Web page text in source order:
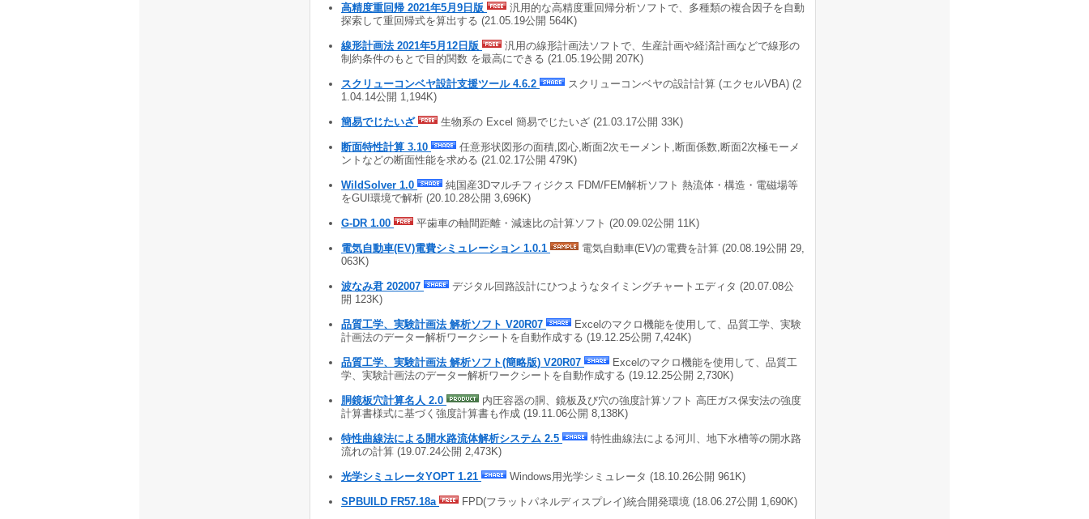
高精度重回帰 2021年5月9日版
汎用的な高精度重回帰分析ソフトで、多種類の複合因子を自動
探索して重回帰式を算出する (21.05.19公開 564K)
線形計画法 2021年5月12日版
汎用の線形計画法ソフトで、生産計画や経済計画などで線形の
制約条件のもとで目的関数 を最高にできる (21.05.19公開 207K)
スクリューコンベヤ設計支援ツール 4.6.2
スクリューコンベヤの設計計算 (エクセルVBA) (2
1.04.14公開 1,194K)
簡易でじたいざ 生物系の Excel 簡易でじたいざ (21.03.17公開 33K)
断面特性計算 3.10
任意形状図形の面積,図心,断面2次モーメント,断面係数,断面2次極モーメ
ントなどの断面性能を求める (21.02.17公開 479K)
WildSolver 1.0
純国産3Dマルチフィジクス FDM/FEM解析ソフト 熱流体・構造・電磁場等
をGUI環境で解析 (20.10.28公開 3,696K)
G-DR 1.00 平歯車の軸間距離・減速比の計算ソフト (20.09.02公開 11K)
電気自動車(EV)電費シミュレーション 1.0.1
電気自動車(EV)の電費を計算 (20.08.19公開 29,
063K)
波なみ君 202007
デジタル回路設計にひつようなタイミングチャートエディタ (20.07.08公
開 123K)
品質工学、実験計画法 解析ソフト V20R07
Excelのマクロ機能を使用して、品質工学、実験
計画法のデーター解析ワークシートを自動作成する (19.12.25公開 7,424K)
品質工学、実験計画法 解析ソフト(簡略版) V20R07
Excelのマクロ機能を使用して、品質工
学、実験計画法のデーター解析ワークシートを自動作成する (19.12.25公開 2,730K)
胴鏡板穴計算名人 2.0
内圧容器の胴、鏡板及び穴の強度計算ソフト 高圧ガス保安法の強度
計算書様式に基づく強度計算書も作成 (19.11.06公開 8,138K)
特性曲線法による開水路流体解析システム 2.5
特性曲線法による河川、地下水槽等の開水路
流れの計算 (19.07.24公開 2,473K)
光学シミュレータYOPT 1.21 Windows用光学シミュレータ (18.10.26公開 961K)
SPBUILD FR57.18a FPD(フラットパネルディスプレイ)統合開発環境 (18.06.27公開 1,690K)